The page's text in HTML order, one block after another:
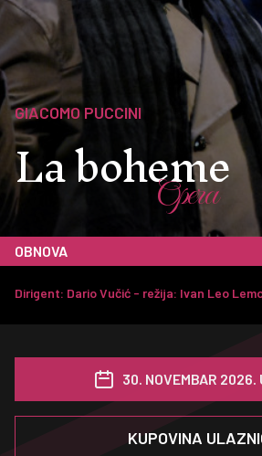
GIACOMO PUCCINI
La boheme
Opera
OBNOVA
Dirigent: Dario Vučić - režija: Ivan Leo
30. NOVEMBAR 2026.
KUPOVINA